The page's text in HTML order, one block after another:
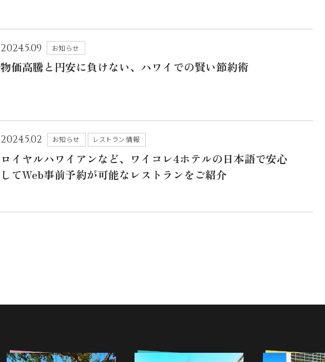
2024.5.09 お知らせ
物価高騰と円安に負けない、ハワイでの賢い節約術
2024.5.02 お知らせ レストラン情報
ロイヤルハワイアンなど、ワイコレ4ホテルの日本語で安心
してWeb事前予約が可能なレストランをご紹介